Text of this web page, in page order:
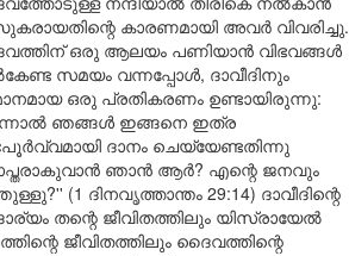
കാരണമായി അവർ വിവരിച്ചു.
ഒരു ആലയം പണിയാൻ വിഭവങ്ങൾ
സമയം വന്നപ്പോൾ, ദാവീദിനും
ഒരു പ്രതികരണം ഉണ്ടായിരുന്നു:
ഞങ്ങൾ ഇങ്ങനെ ഇത്ര
ദാനം ചെയ്യേണ്ടതിന്നു
ഞാൻ ആർ? എന്റെ ജനവും
(1 ദിനവൃത്താന്തം 29:14) ദാവീദിന്റെ
തന്റെ ജീവിതത്തിലും യിസ്രായേൽ
ജീവിതത്തിലും ദൈവത്തിന്റെ